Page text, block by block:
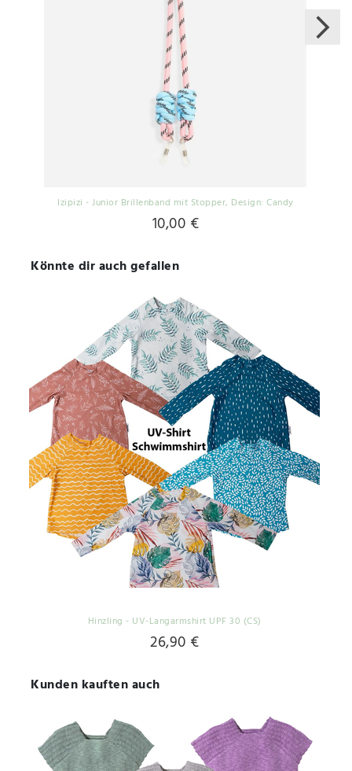
Izipizi - Junior Brillenband mit Stopper, Design: Candy
10,00 €
Könnte dir auch gefallen
Hinzling - UV-Langarmshirt UPF 30 (CS)
26,90 €
Kunden kauften auch